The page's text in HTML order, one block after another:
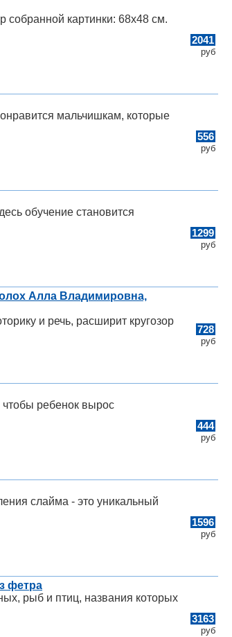
картинки: 68х48 см.
2041
руб
мальчишкам, которые
556
руб
обучение становится
1299
руб
Алла Владимировна,
и речь, расширит кругозор
728
руб
чтобы ребенок вырос
444
руб
слайма - это уникальный
1596
руб
фетра
рыб и птиц, названия которых
3163
руб